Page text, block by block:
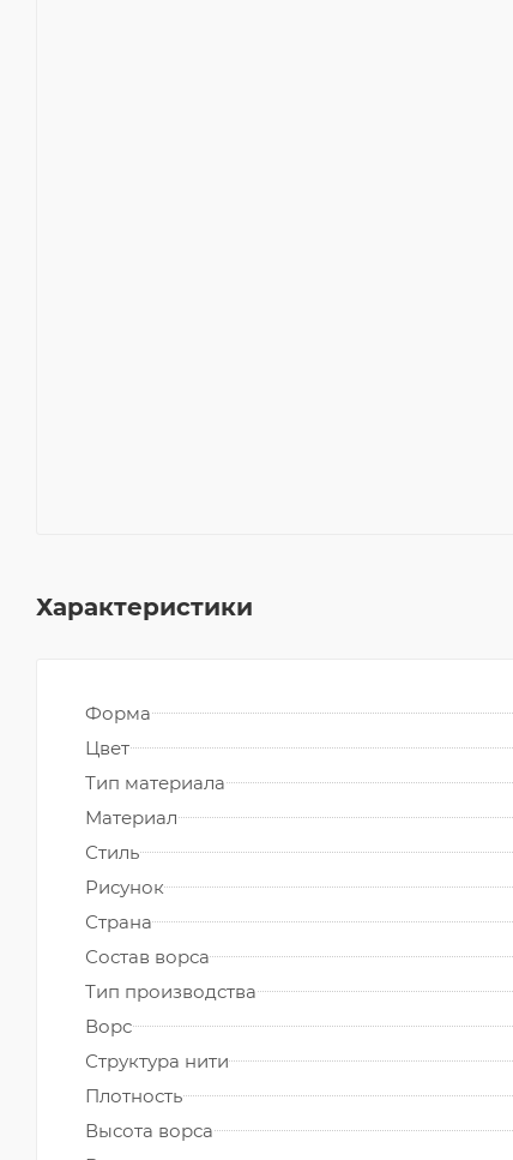
Характеристики
Форма
Цвет
Тип материала
Материал
Стиль
Рисунок
Страна
Состав ворса
Тип производства
Ворс
Структура нити
Плотность
Высота ворса